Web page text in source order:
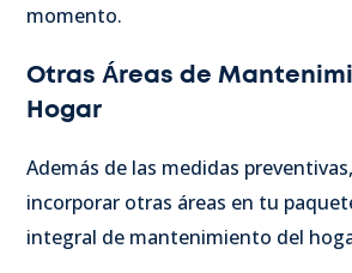
momento.
Otras Áreas de
Hogar
Además de las medidas
incorporar otras áreas en tu
integral de mantenimiento del